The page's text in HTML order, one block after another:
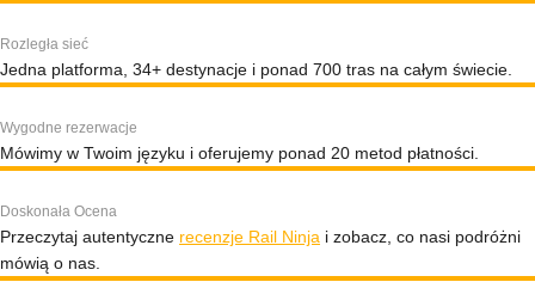
Rozległa sieć
Jedna platforma, 34+ destynacje i ponad 700 tras na całym świecie.
Wygodne rezerwacje
Mówimy w Twoim języku i oferujemy ponad 20 metod płatności.
Doskonała Ocena
Przeczytaj autentyczne recenzje Rail Ninja i zobacz, co nasi podróżni
mówią o nas.